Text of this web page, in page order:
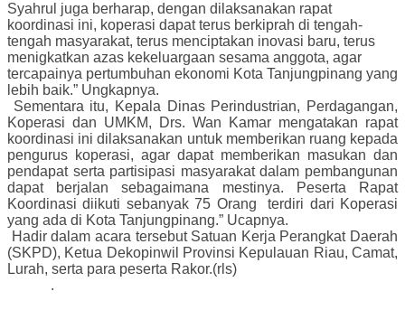
Syahrul juga berharap, dengan dilaksanakan rapat
koordinasi ini, koperasi dapat terus berkiprah di tengah-
tengah masyarakat, terus menciptakan inovasi baru, terus
menigkatkan azas kekeluargaan sesama anggota, agar
tercapainya pertumbuhan ekonomi Kota Tanjungpinang yang
lebih baik.” Ungkapnya.
Sementara itu, Kepala Dinas Perindustrian, Perdagangan,
Koperasi dan UMKM, Drs. Wan Kamar mengatakan rapat
koordinasi ini dilaksanakan untuk memberikan ruang kepada
pengurus koperasi, agar dapat memberikan masukan dan
pendapat serta partisipasi masyarakat dalam pembangunan
dapat berjalan sebagaimana mestinya. Peserta Rapat
Koordinasi diikuti sebanyak 75 Orang
terdiri dari Koperasi
yang ada di Kota Tanjungpinang.” Ucapnya.
Hadir dalam acara tersebut Satuan Kerja Perangkat Daerah
(SKPD), Ketua Dekopinwil Provinsi Kepulauan Riau, Camat,
Lurah, serta para peserta Rakor.(rls)
.